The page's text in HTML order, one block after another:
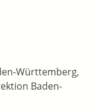
Württemberg,
Baden-